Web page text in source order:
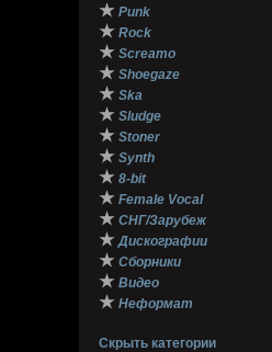
★ Punk
★ Rock
★ Screamo
★ Shoegaze
★ Ska
★ Sludge
★ Stoner
★ Synth
★ 8-bit
★ Female Vocal
★ СНГ/Зарубеж
★ Дискографии
★ Сборники
★ Видео
★ Неформат
Скрыть категории